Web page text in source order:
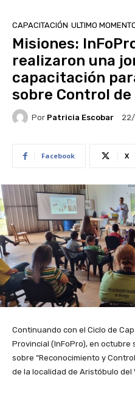
CAPACITACIÓN ULTIMO
Misiones:
realizaron una
capacitación
sobre Control
Por Patricia Escobar
Facebook X
Continuando con el Ciclo de
Provincial (InFoPro), en
sobre “Reconocimiento y
de la localidad de Aristóbulo del